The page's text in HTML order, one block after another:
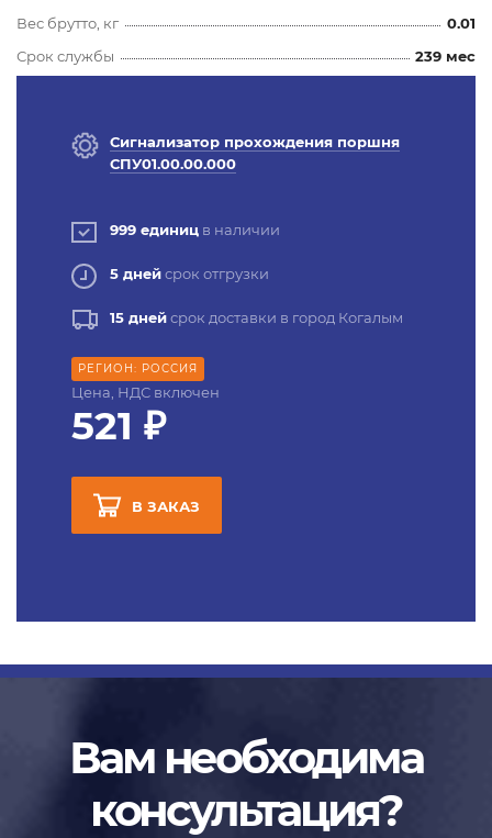
Вес брутто, кг
0.01
Срок службы
239 мес
Сигнализатор прохождения поршня
СПУ01.00.00.000
999 единиц в наличии
5 днейсрок отгрузки
15 днейсрок доставки в город Когалым
РЕГИОН: РОССИЯ
Цена, НДС включен
521 ₽
В ЗАКАЗ
Вам необходима
консультация?